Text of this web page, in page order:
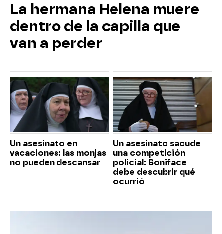
La hermana Helena muere
dentro de la capilla que
van a perder
Un asesinato en
vacaciones: las monjas
no pueden descansar
Un asesinato sacude
una competición
policial: Boniface
debe descubrir qué
ocurrió